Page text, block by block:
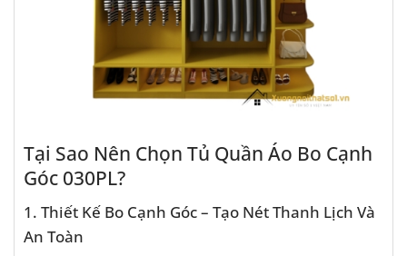
Tại Sao Nên Chọn Tủ Quần Áo Bo Cạnh
Góc 030PL?
1. Thiết Kế Bo Cạnh Góc – Tạo Nét Thanh Lịch Và
An Toàn